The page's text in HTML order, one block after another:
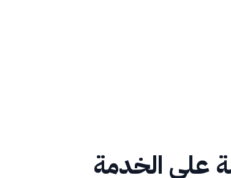
على الخدمة